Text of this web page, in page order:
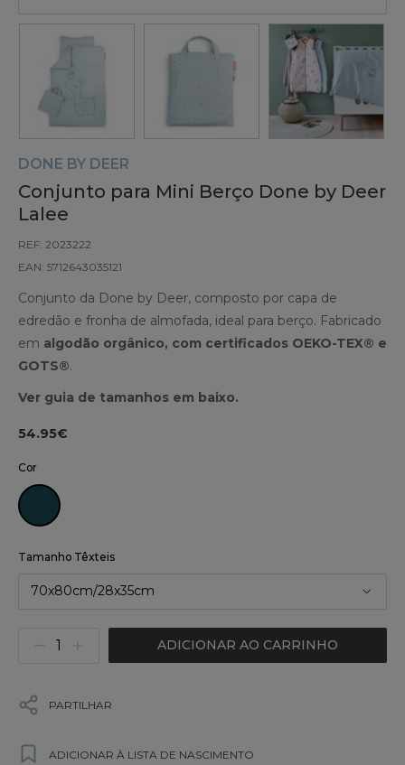
DONE BY DEER
Conjunto para Mini Berço Done by Deer
Lalee
REF: 2023222
EAN: 5712643035121
Conjunto da Done by Deer, composto por capa de
edredão e fronha de almofada, ideal para berço. Fabricado
em algodão orgânico, com certificados OEKO-TEX® e
GOTS®.
Ver guia de tamanhos em baixo.
54.95€
Cor
Tamanho Têxteis
70x80cm/28x35cm
ADICIONAR AO CARRINHO
PARTILHAR
ADICIONAR À LISTA DE NASCIMENTO